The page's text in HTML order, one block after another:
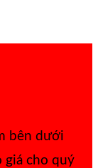
bên dưới
giá cho quý